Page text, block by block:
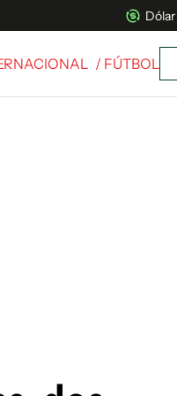
Dólar
/ FÚTBOL